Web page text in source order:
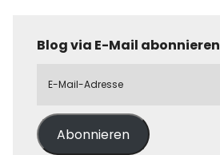
Blog via E-Mail abonnieren
Abonnieren